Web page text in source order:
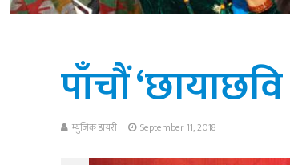
पाँचौं
म्युजिक डायरी September 11, 2018